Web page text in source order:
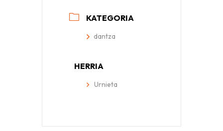
KATEGORIA
dantza
HERRIA
Urnieta